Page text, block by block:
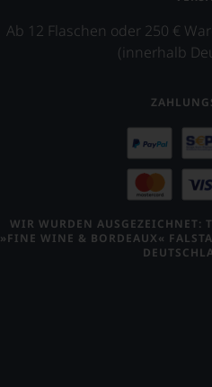
Ab 12 Flaschen oder 250 €
(innerhalb
WIR WURDEN AUSGEZEICHNET:
»FINE WINE & BORDEAUX«